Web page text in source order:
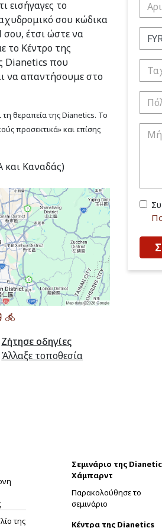
εισήγαγες το
σου κώδικα
σου, έτσι ώστε να
το Κέντρο της
Dianetics που
να απαντήσουμε στο
θεραπεία της Dianetics. Το
προσεκτικά» και επίσης
και Καναδάς)
Ζήτησε οδηγίες
Άλλαξε τοποθεσία
της
Σεμινάριο της
Χάμπαρντ
Παρακολούθησε το
σεμινάριο
Κέντρα της Dianetics